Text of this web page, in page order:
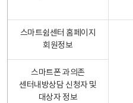
스마트쉼센터 홈페이지
회원정보
스마트폰 과의존
센터내방상담 신청자 및
대상자 정보